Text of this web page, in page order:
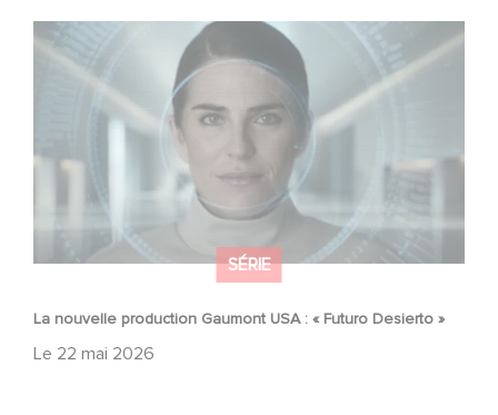
SÉRIE
La nouvelle production Gaumont USA : « Futuro Desierto »
Le 22 mai 2026
La nouvelle production Gaumont USA : « Futuro Desierto